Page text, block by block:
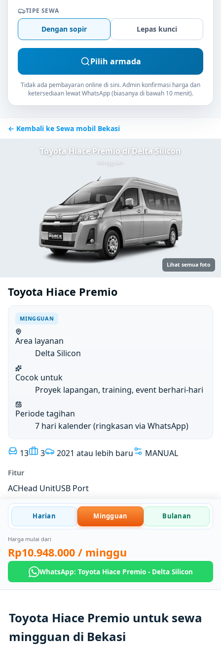
TIPE SEWA
Dengan sopir Lepas kunci
Pilih armada
Tidak ada pembayaran online di sini. Admin konfirmasi harga dan
ketersediaan lewat WhatsApp (biasanya di bawah 10 menit).
← Kembali ke Sewa mobil Bekasi
Toyota Hiace Premio di Delta Silicon
Mingguan
Lihat semua foto
Toyota Hiace Premio
MINGGUAN
Area layanan
Delta Silicon
Cocok untuk
Proyek lapangan, training, event berhari-hari
Periode tagihan
7 hari kalender (ringkasan via WhatsApp)
13 3 2021 atau lebih baru MANUAL
Fitur
ACHead UnitUSB Port
Harian Mingguan Bulanan
Harga mulai dari
Rp10.948.000 / minggu
WhatsApp: Toyota Hiace Premio - Delta Silicon
Toyota Hiace Premio untuk sewa
mingguan di Bekasi